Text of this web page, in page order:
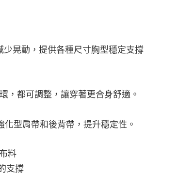
晃動，提供各種尺寸胸型穩定支撐
，都可調整，讓穿著更合身舒適。
型肩帶和後背帶，提升穩定性。
料
支撐